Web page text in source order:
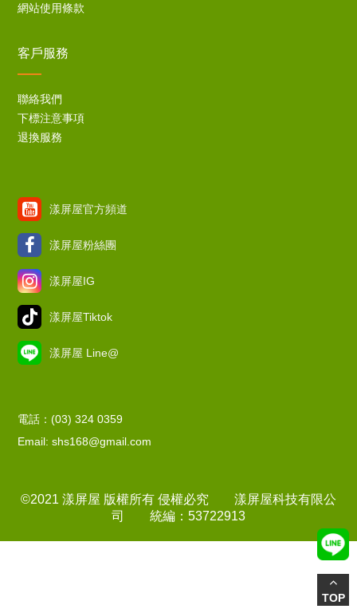
網站使用條款
客戶服務
聯絡我們
下標注意事項
退換服務
漾屏屋官方頻道
漾屏屋粉絲團
漾屏屋IG
漾屏屋Tiktok
漾屏屋 Line@
電話：(03) 324 0359
Email: shs168@gmail.com
©2021 漾屏屋 版權所有 侵權必究 漾屏屋科技有限公
司 統編：53722913
TOP